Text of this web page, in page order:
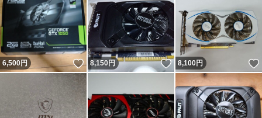
6,500円 いいね！
8,150円 いいね！
8,100円